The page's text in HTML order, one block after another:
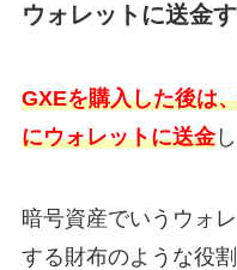
ウォレットに送金
GXEを購入した後は
にウォレットに送金
暗号資産でいうウォ
する財布のような役割